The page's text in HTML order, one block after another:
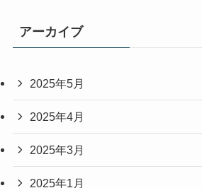
アーカイブ
2025年5月
2025年4月
2025年3月
2025年1月